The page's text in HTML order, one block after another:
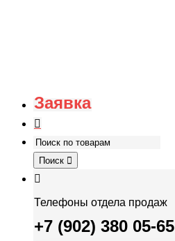
Заявка
Поиск
Телефоны отдела продаж
+7 (902) 380 05-65